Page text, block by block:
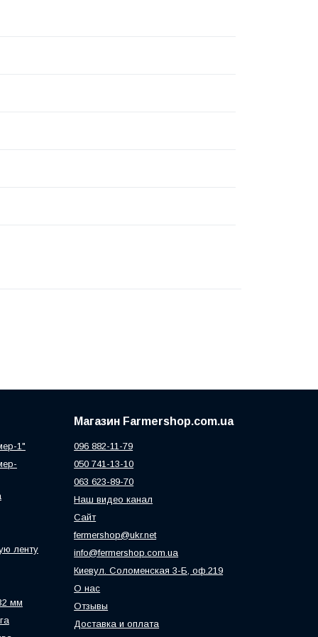
1"
ленту
мм
Магазин Farmershop.com.ua
096 882-11-79
050 741-13-10
063 623-89-70
Наш видео канал
Сайт
fermershop@ukr.net
info@fermershop.com.ua
Киевул. Соломенская 3-Б, оф.219
О нас
Отзывы
Доставка и оплата